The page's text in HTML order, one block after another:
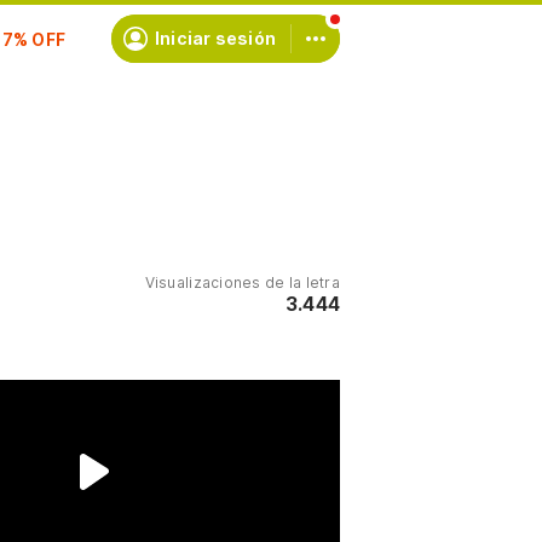
Iniciar sesión
Visualizaciones de la letra
3.444